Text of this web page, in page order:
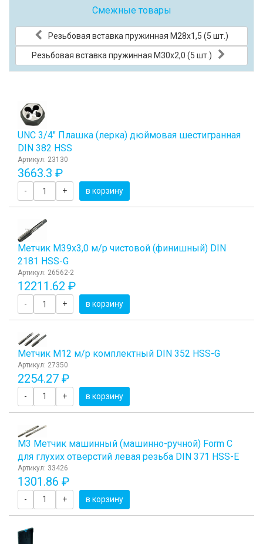
Смежные товары
Резьбовая вставка пружинная M28x1,5 (5 шт.)
Резьбовая вставка пружинная M30x2,0 (5 шт.)
UNC 3/4" Плашка (лерка) дюймовая шестигранная
DIN 382 HSS
Артикул: 23130
3663.3 ₽
- + в корзину
Метчик М39x3,0 м/р чистовой (финишный) DIN
2181 HSS-G
Артикул: 26562-2
12211.62 ₽
- + в корзину
Метчик М12 м/р комплектный DIN 352 HSS-G
Артикул: 27350
2254.27 ₽
- + в корзину
М3 Метчик машинный (машинно-ручной) Form C
для глухих отверстий левая резьба DIN 371 HSS-E
Артикул: 33426
1301.86 ₽
- + в корзину